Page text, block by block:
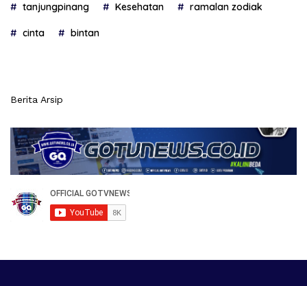
tanjungpinang Kesehatan ramalan zodiak
cinta bintan
Berita Arsip